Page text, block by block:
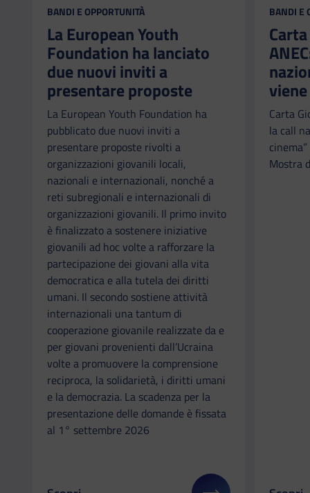
CATEGORIA:
BANDI E OPPORTUNITÀ
La European Youth
Foundation ha lanciato
due nuovi inviti a
presentare proposte
La European Youth Foundation ha
pubblicato due nuovi inviti a
presentare proposte rivolti a
organizzazioni giovanili locali,
nazionali e internazionali, nonché a
reti subregionali e internazionali di
organizzazioni giovanili. Il primo invito
è finalizzato a sostenere iniziative
giovanili ad hoc volte a rafforzare la
partecipazione dei giovani alla vita
democratica e alla tutela dei diritti
umani. Il secondo sostiene attività
internazionali una tantum di
cooperazione giovanile realizzate da e
per giovani provenienti dall’Ucraina
volte a promuovere la comprensione
reciproca, la solidarietà, i diritti umani
e la democrazia. La scadenza per la
presentazione delle domande è fissata
al 1° settembre 2026
BANDI E
Carta
la call
Mostra